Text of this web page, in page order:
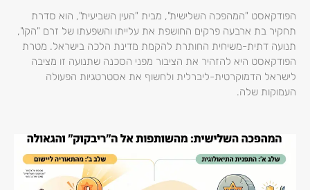
הפודקאסט "המהפכה השלישית", מבית "העין השביעית", הוא סדרת
תחקיר בת ארבעה פרקים החושפת את עלייתו והשפעתו של זרם "הקו",
תנועה דתית-משיחית החותרת להקמת מדינת הלכה בישראל. מטרת
הפודקאסט היא להזהיר את הציבור מפני הסכנה שתנועה זו מציבה
לישראל הדמוקרטית-ליברלית ולחשוף את אסטרטגיות הפעולה
העמוקות שלה.